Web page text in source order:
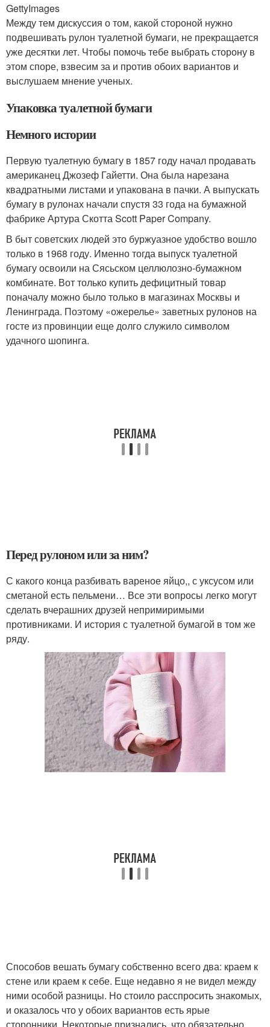
GettyImages
Между тем дискуссия о том, какой стороной нужно
подвешивать рулон туалетной бумаги, не прекращается
уже десятки лет. Чтобы помочь тебе выбрать сторону в
этом споре, взвесим за и против обоих вариантов и
выслушаем мнение ученых.
Упаковка туалетной бумаги
Немного истории
Первую туалетную бумагу в 1857 году начал продавать
американец Джозеф Гайетти. Она была нарезана
квадратными листами и упакована в пачки. А выпускать
бумагу в рулонах начали спустя 33 года на бумажной
фабрике Артура Скотта Scott Paper Company.
В быт советских людей это буржуазное удобство вошло
только в 1968 году. Именно тогда выпуск туалетной
бумагу освоили на Сясьском целлюлозно-бумажном
комбинате. Вот только купить дефицитный товар
поначалу можно было только в магазинах Москвы и
Ленинграда. Поэтому «ожерелье» заветных рулонов на
госте из провинции еще долго служило символом
удачного шопинга.
Перед рулоном или за ним?
С какого конца разбивать вареное яйцо,, с уксусом или
сметаной есть пельмени… Все эти вопросы легко могут
сделать вчерашних друзей непримиримыми
противниками. И история с туалетной бумагой в том же
ряду.
Способов вешать бумагу собственно всего два: краем к
стене или краем к себе. Еще недавно я не видел между
ними особой разницы. Но стоило расспросить знакомых,
и оказалось что у обоих вариантов есть ярые